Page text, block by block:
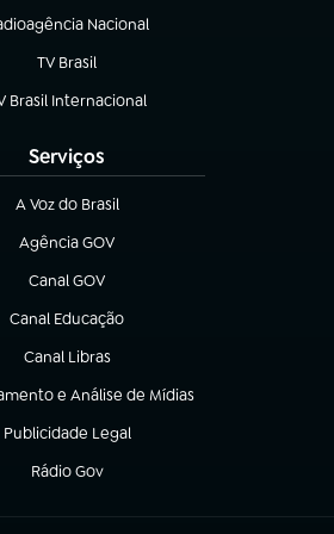
Nacional
em nova aba)
TV Brasil
(abre em nova aba)
Brasil Internacional
em nova aba)
Serviços
A Voz do Brasil
(abre em nova aba)
Agência GOV
(abre em nova aba)
Canal GOV
(abre em nova aba)
Canal Educação
(abre em nova aba)
Canal Libras
(abre em nova aba)
e Análise de Mídias
nova aba)
Publicidade Legal
(abre em nova aba)
Rádio Gov
(abre em nova aba)